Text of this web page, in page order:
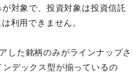
対象で、投資対象は投資信託
利用できません。
した銘柄のみがラインナップさ
デックス型が揃っているの